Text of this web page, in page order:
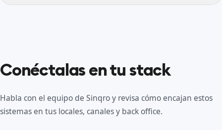
Conéctalas en tu stack
Habla con el equipo de Sinqro y revisa cómo encajan estos
sistemas en tus locales, canales y back office.